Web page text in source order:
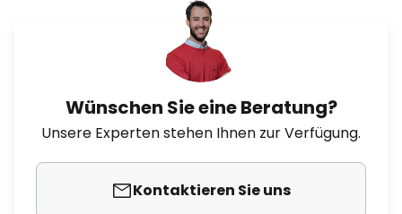
Wünschen Sie eine Beratung?
Unsere Experten stehen Ihnen zur Verfügung.
Kontaktieren Sie uns